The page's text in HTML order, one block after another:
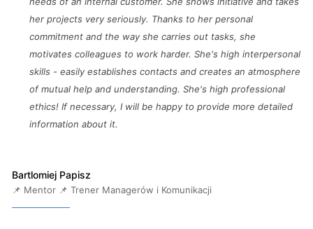
her projects very seriously. Thanks to her personal
commitment and the way she carries out tasks, she
motivates colleagues to work harder. She's high interpersonal
skills - easily establishes contacts and creates an atmosphere
of mutual help and understanding. She's high professional
ethics! If necessary, I will be happy to provide more detailed
information about it.
Bartlomiej Papisz
📌 Mentor 📌 Trener Managerów i Komunikacji